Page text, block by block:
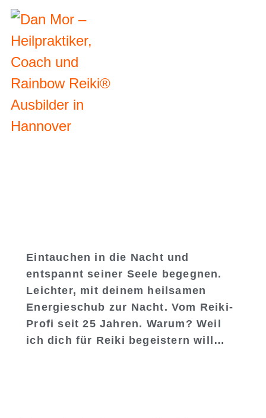
Eintauchen in die Nacht und
entspannt seiner Seele begegnen.
Leichter, mit deinem heilsamen
Energieschub zur Nacht. Vom Reiki-
Profi seit 25 Jahren. Warum? Weil
ich dich für Reiki begeistern will…